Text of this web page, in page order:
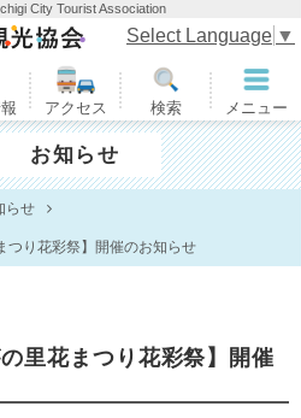
City Tourist Association
栃木市観光協会
アクセス 検索 メニュー
Select Language ▼
お知らせ
らせ
つり花彩祭】開催のお知らせ
の里花まつり花彩祭】開催